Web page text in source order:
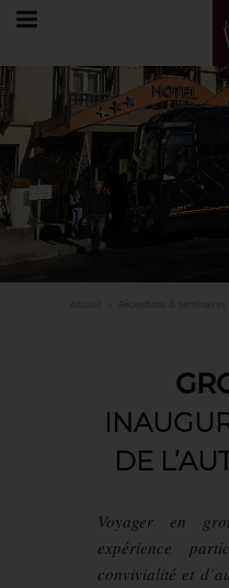
DE
Voyager en
expérience
convivialité et